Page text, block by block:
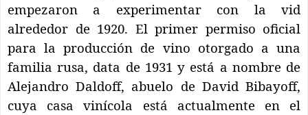
empezaron a experimentar con la vid
alrededor de 1920. El primer permiso oficial
para la producción de vino otorgado a una
familia rusa, data de 1931 y está a nombre de
Alejandro Daldoff, abuelo de David Bibayoff,
cuya casa vinícola está actualmente en el